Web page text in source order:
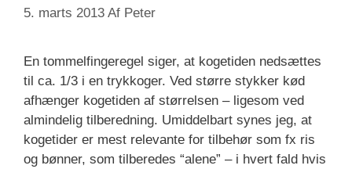
5. marts 2013 Af Peter
En tommelfingeregel siger, at kogetiden nedsættes
til ca. 1/3 i en trykkoger. Ved større stykker kød
afhænger kogetiden af størrelsen – ligesom ved
almindelig tilberedning. Umiddelbart synes jeg, at
kogetider er mest relevante for tilbehør som fx ris
og bønner, som tilberedes “alene” – i hvert fald hvis